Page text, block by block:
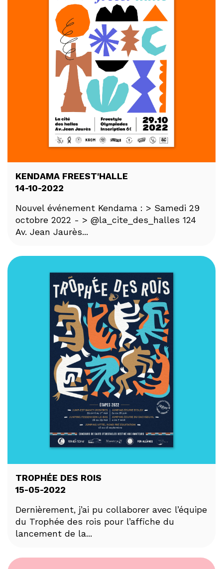
KENDAMA FREEST'HALLE
14-10-2022
Nouvel événement Kendama : > Samedi 29
octobre 2022 - > @la_cite_des_halles 124
Av. Jean Jaurès...
TROPHÉE DES ROIS
15-05-2022
Dernièrement, j’ai pu collaborer avec l’équipe
du Trophée des rois pour l’affiche du
lancement de la...